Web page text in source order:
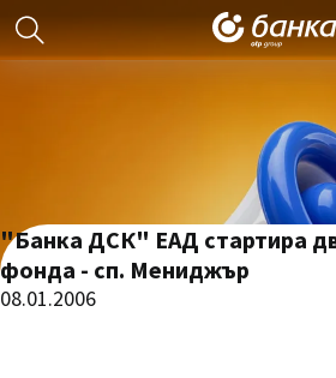
"Банка ДСК" ЕАД стартира
фонда - сп. Мениджър
08.01.2006